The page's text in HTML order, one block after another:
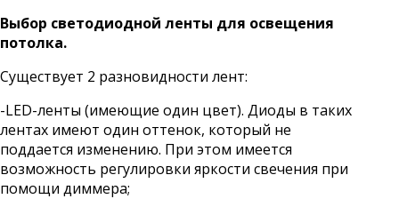
Выбор светодиодной ленты для освещения
потолка.
Существует 2 разновидности лент:
-LED-ленты (имеющие один цвет). Диоды в таких
лентах имеют один оттенок, который не
поддается изменению. При этом имеется
возможность регулировки яркости свечения при
помощи диммера;